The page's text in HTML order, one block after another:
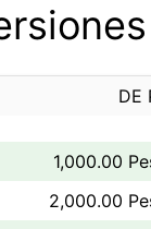
DE
1,000.00
2,000.00